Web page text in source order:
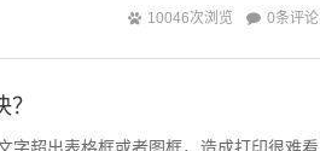
10046次浏览 0条评论